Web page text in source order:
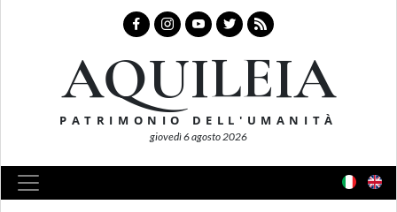
AQUILEIA
PATRIMONIO DELL'UMANITÀ
giovedì 6 agosto 2026